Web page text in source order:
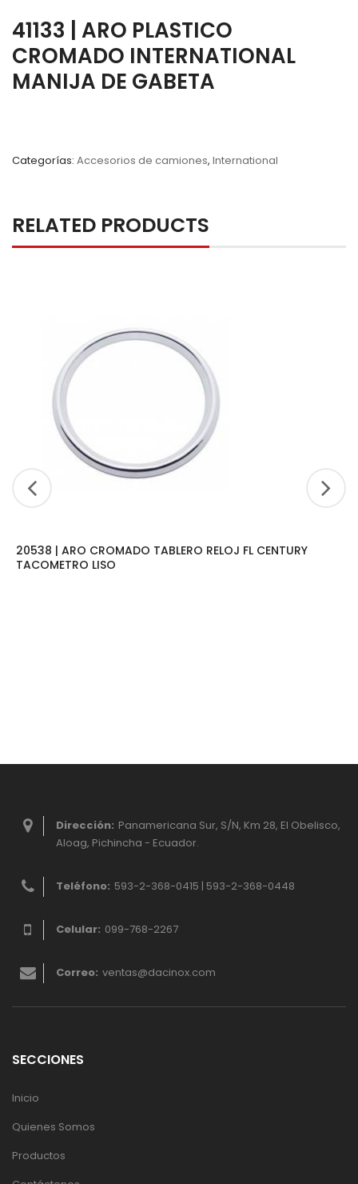
41133 | ARO PLASTICO
CROMADO INTERNATIONAL
MANIJA DE GABETA
Categorías: Accesorios de camiones, International
RELATED PRODUCTS
20538 | ARO CROMADO TABLERO RELOJ FL CENTURY
TACOMETRO LISO
Dirección: Panamericana Sur, S/N, Km 28, El Obelisco,
Aloag, Pichincha - Ecuador.
Teléfono: 593-2-368-0415 | 593-2-368-0448
Celular: 099-768-2267
Correo: ventas@dacinox.com
SECCIONES
Inicio
Quienes Somos
Productos